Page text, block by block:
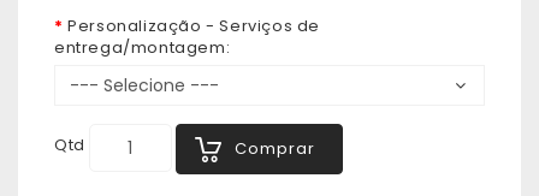
Personalização - Serviços de
entrega/montagem:
Qtd Comprar